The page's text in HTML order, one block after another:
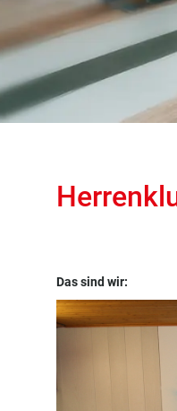
Das sind wir: